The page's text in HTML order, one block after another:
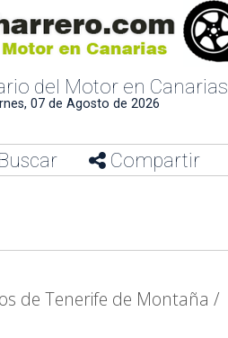
del Motor en Canarias
07 de Agosto de 2026
Buscar Compartir
de Tenerife de Montaña /